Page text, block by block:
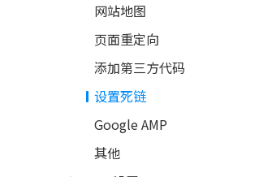
网站地图
页面重定向
添加第三方代码
设置死链
Google AMP
其他